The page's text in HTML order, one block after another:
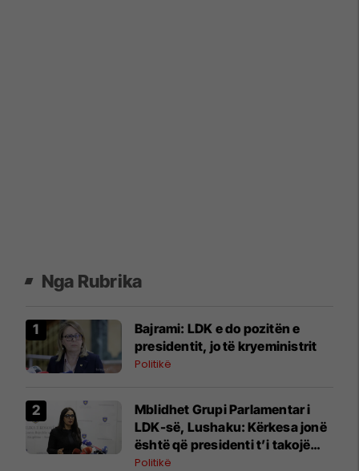
Nga Rubrika
​Bajrami: LDK e do pozitën e
presidentit, jo të kryeministrit
Politikë
Mblidhet Grupi Parlamentar i
LDK-së, Lushaku: Kërkesa jonë
është që presidenti t’i takojë
LDK-së
Politikë